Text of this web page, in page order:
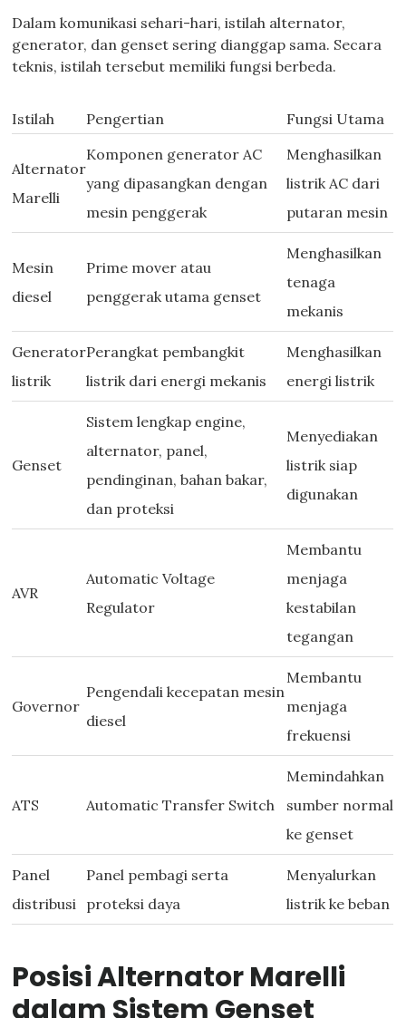
Dalam komunikasi sehari-hari, istilah alternator,
generator, dan genset sering dianggap sama. Secara
teknis, istilah tersebut memiliki fungsi berbeda.
Istilah Pengertian Fungsi Utama
Alternator
Marelli
Komponen generator AC
yang dipasangkan dengan
mesin penggerak
Menghasilkan
listrik AC dari
putaran mesin
Mesin
diesel
Prime mover atau
penggerak utama genset
Menghasilkan
tenaga
mekanis
Generator
listrik
Perangkat pembangkit
listrik dari energi mekanis
Menghasilkan
energi listrik
Genset
Sistem lengkap engine,
alternator, panel,
pendinginan, bahan bakar,
dan proteksi
Menyediakan
listrik siap
digunakan
AVR
Automatic Voltage
Regulator
Membantu
menjaga
kestabilan
tegangan
Governor
Pengendali kecepatan mesin
diesel
Membantu
menjaga
frekuensi
ATS Automatic Transfer Switch
Memindahkan
sumber normal
ke genset
Panel
distribusi
Panel pembagi serta
proteksi daya
Menyalurkan
listrik ke beban
Posisi Alternator Marelli
dalam Sistem Genset